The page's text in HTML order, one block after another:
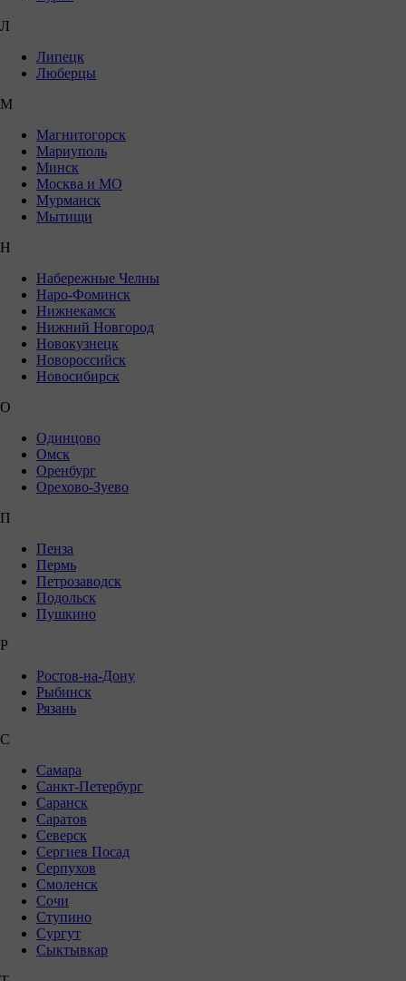
Л
Липецк
Люберцы
М
Магнитогорск
Мариуполь
Минск
Москва и МО
Мурманск
Мытищи
Н
Набережные Челны
Наро-Фоминск
Нижнекамск
Нижний Новгород
Новокузнецк
Новороссийск
Новосибирск
О
Одинцово
Омск
Оренбург
Орехово-Зуево
П
Пенза
Пермь
Петрозаводск
Подольск
Пушкино
Р
Ростов-на-Дону
Рыбинск
Рязань
С
Самара
Санкт-Петербург
Саранск
Саратов
Северск
Сергиев Посад
Серпухов
Смоленск
Сочи
Ступино
Сургут
Сыктывкар